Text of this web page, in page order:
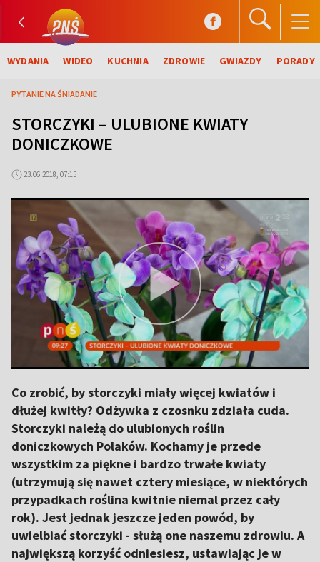
WYDANIA WIDEO KUCHNIA ZDROWIE GWIAZDY PORADY
PYTANIE NA ŚNIADANIE
STORCZYKI – ULUBIONE KWIATY
DONICZKOWE
23.06.2018, 07:15
Co zrobić, by storczyki miały więcej kwiatów i
dłużej kwitły? Odżywka z czosnku zdziała cuda.
Storczyki należą do ulubionych roślin
doniczkowych Polaków. Kochamy je przede
wszystkim za piękne i bardzo trwałe kwiaty
(utrzymują się nawet cztery miesiące, w niektórych
przypadkach roślina kwitnie niemal przez cały
rok). Jest jednak jeszcze jeden powód, by
uwielbiać storczyki - służą one naszemu zdrowiu. A
największą korzyść odniesiesz, ustawiając je w